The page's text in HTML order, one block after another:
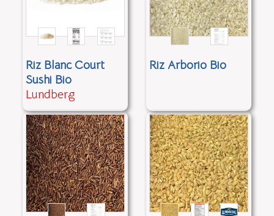
Riz Blanc Court
Sushi Bio
Lundberg
Riz Arborio Bio